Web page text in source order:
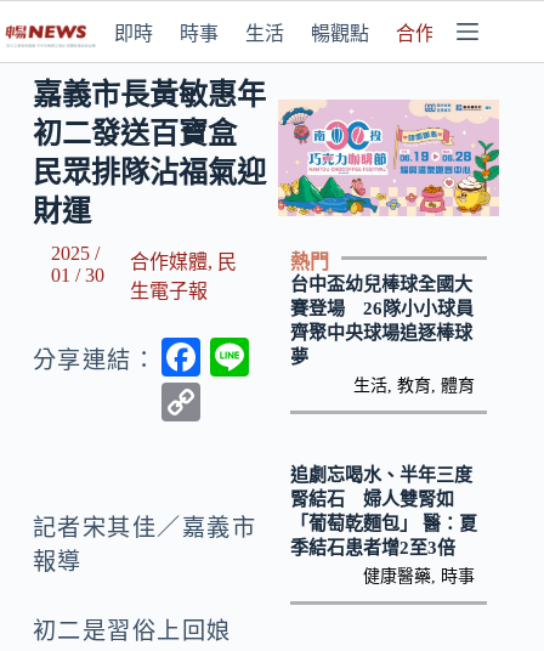
即時 時事 生活 暢觀點 合作媒體
嘉義市長黃敏惠年
初二發送百寶盒
民眾排隊沾福氣迎
財運
2025 /
01 / 30
合作媒體, 民
生電子報
分享連結：
F
o
o
y
k
記者宋其佳／嘉義市
報導
初二是習俗上回娘
熱門
台中盃幼兒棒球全國大
賽登場 26隊小小球員
齊聚中央球場追逐棒球
夢
生活 ,教育 ,體育
追劇忘喝水、半年三度
腎結石 婦人雙腎如
「葡萄乾麵包」 醫：夏
季結石患者增2至3倍
健康醫藥 時事